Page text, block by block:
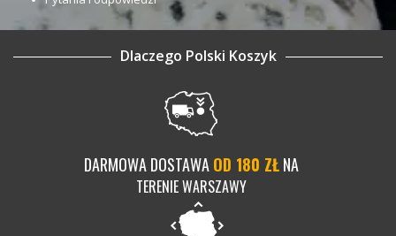
Dlaczego Polski Koszyk
DARMOWA DOSTAWAOD 180 ZŁNA
TERENIE WARSZAWY